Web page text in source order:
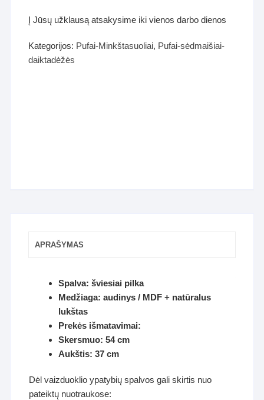
Į Jūsų užklausą atsakysime iki vienos darbo dienos
Kategorijos: Pufai-Minkštasuoliai, Pufai-sėdmaišiai-
daiktadėžės
APRAŠYMAS
Spalva: šviesiai pilka
Medžiaga: audinys / MDF + natūralus
lukštas
Prekės išmatavimai:
Skersmuo: 54 cm
Aukštis: 37 cm
Dėl vaizduoklio ypatybių spalvos gali skirtis nuo
pateiktų nuotraukose: